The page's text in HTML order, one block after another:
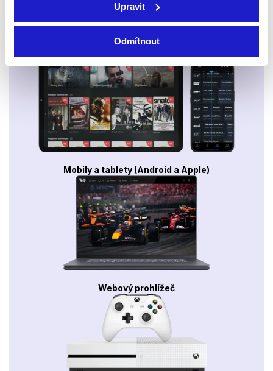
Upravit
Odmítnout
Smart TV - Android, Google, Samsung, LG, VIDAA
Mobily a tablety (Android a Apple)
Webový prohlížeč